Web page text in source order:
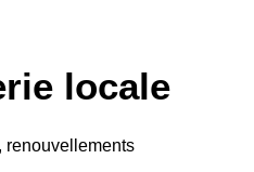
locale
renouvellements